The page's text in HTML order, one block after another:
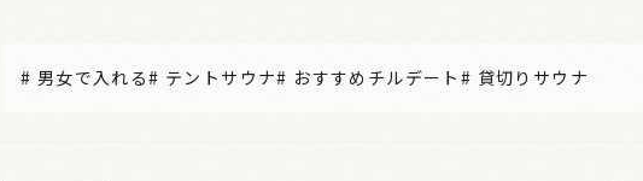
# 男女で入れる# テントサウナ# おすすめチルデート # 貸切りサウナ